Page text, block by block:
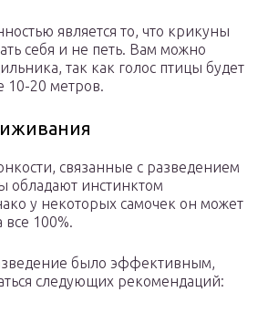
является то, что крикуны
себя и не петь. Вам можно
так как голос птицы будет
10-20 метров.
связанные с разведением
обладают инстинктом
у некоторых самочек он может
все 100%.
было эффективным,
следующих рекомендаций: